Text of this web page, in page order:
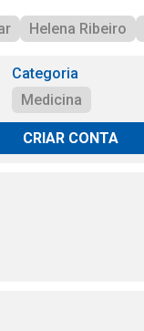
Helena Ribeiro
Categoria
Medicina
CRIAR CONTA